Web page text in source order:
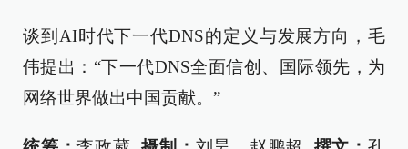
谈到AI时代下一代DNS的定义与发展方向，毛
伟提出：“下一代DNS全面信创、国际领先，为
网络世界做出中国贡献。”